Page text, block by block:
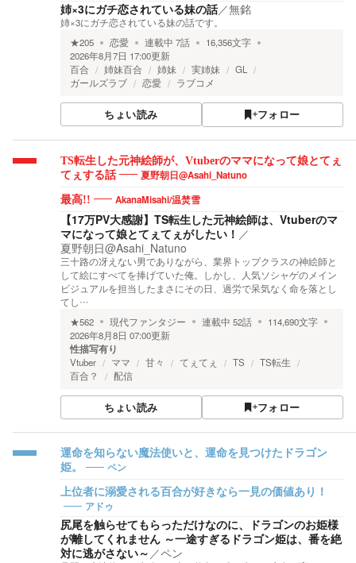
姉×3にガチ恋されている妹の話／無銘
姉×3にガチ恋されている妹の話です。
★205 恋愛 連載中 7話 16,356文字
2026年8月7日 17:00更新
百合
姉妹百合 姉妹 実姉妹
GL
ガールズラブ
恋愛 ラブコメ
ちょい読み フォロー
TS転生した元神絵師が、Vtuberのママになって娘とてぇ
てぇする話
夏野朝日@Asahi_Natuno
最高!! AkanaMisahi/温焚雪
【17万PV大感謝】TS転生した元神絵師は、Vtuberのマ
マになって娘とてぇてぇがしたい！ ／
夏野朝日@Asahi_Natuno
三十路の冴えない男でありながら、業界トップクラスの神絵師と
して絵にすべてを捧げていた俺。しかし、人気ソシャゲのメイン
ビジュアルを担当したまさにその日、過労で呆気なく命を落とし
てし…
★562 現代ファンタジー 連載中 52話 114,690文字
2026年8月8日 07:00更新
性描写有り
Vtuber ママ 甘々 てぇてぇ TS
TS転生
百合？
配信
ちょい読み フォロー
運命を知らない魔法使いと、運命を見つけたドラゴン
姫。
ペン
上位者に溺愛される百合が好きなら一見の価値あり！
アドゥ
尻尾を触らせてもらっただけなのに、ドラゴンのお姫様
が離してくれません ～一途すぎるドラゴン姫は、番を絶
対に逃がさない～ ／ペン